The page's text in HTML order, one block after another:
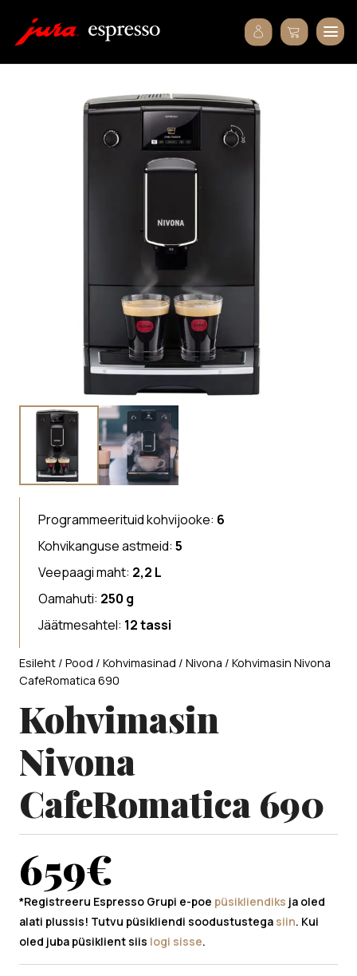
Programmeerituid kohvijooke: 6
Kohvikanguse astmeid: 5
Veepaagi maht: 2,2 L
Oamahuti: 250 g
Jäätmesahtel: 12 tassi
Esileht / Pood / Kohvimasinad / Nivona / Kohvimasin Nivona
CafeRomatica 690
Kohvimasin
Nivona
CafeRomatica 690
659€
*Registreeru Espresso Grupi e-poe püsikliendiks ja oled
alati plussis! Tutvu püsikliendi soodustustega siin. Kui
oled juba püsiklient siis logi sisse.